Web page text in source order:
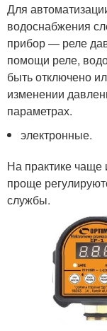
Для
водоснабжения
прибор — реле
помощи реле,
быть отключено
изменении
параметрах.
электронные.
На практике чаще
проще
службы.